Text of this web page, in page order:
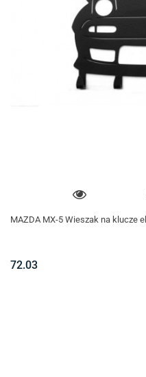
MAZDA MX-5 Wieszak na klucze
72.03